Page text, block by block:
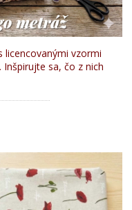
licencovanými vzormi
Inšpirujte sa, čo z nich